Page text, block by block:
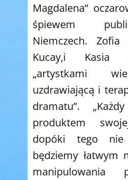
Magdalena”
śpiewem
Niemczech.
Kucay,i Kasia
„artystkami
uzdrawiającą i
dramatu”.
produktem
dopóki tego nie
będziemy łatwym
manipulowania